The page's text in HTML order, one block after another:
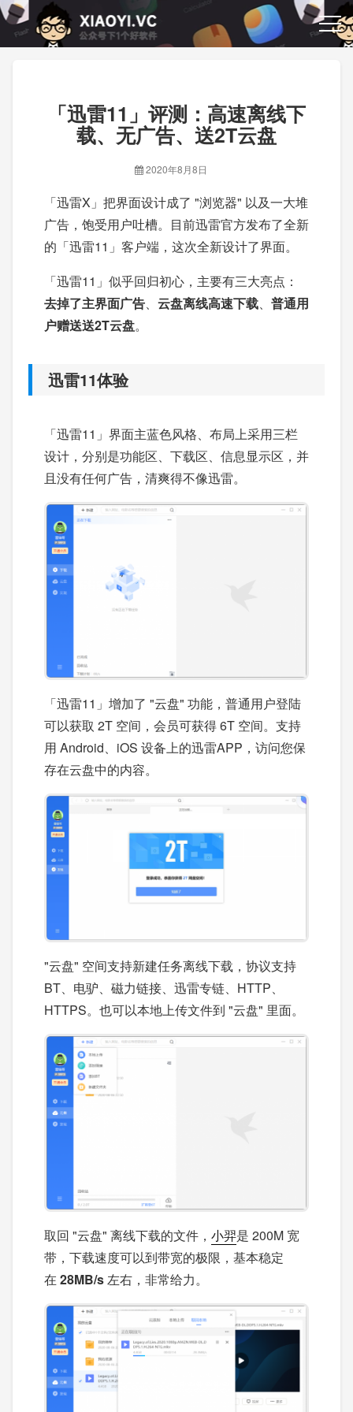
「迅雷11」评测：高速离线下
载、无广告、送2T云盘
2020年8月8日
「迅雷X」把界面设计成了 "浏览器" 以及一大堆
广告，饱受用户吐槽。目前迅雷官方发布了全新
的「迅雷11」客户端，这次全新设计了界面。
「迅雷11」似乎回归初心，主要有三大亮点：
去掉了主界面广告、 云盘离线高速下载、 普通用
户赠送送2T云盘。
迅雷11体验
「迅雷11」界面主蓝色风格、布局上采用三栏
设计，分别是功能区、下载区、信息显示区，并
且没有任何广告，清爽得不像迅雷。
「迅雷11」增加了 "云盘" 功能，普通用户登陆
可以获取 2T 空间，会员可获得 6T 空间。支持
用 Android、iOS 设备上的迅雷APP，访问您保
存在云盘中的内容。
"云盘" 空间支持新建任务离线下载，协议支持
BT、电驴、磁力链接、迅雷专链、HTTP、
HTTPS。也可以本地上传文件到 "云盘" 里面。
取回 "云盘" 离线下载的文件， 小羿是 200M 宽
带，下载速度可以到带宽的极限，基本稳定
在 28MB/s左右，非常给力。